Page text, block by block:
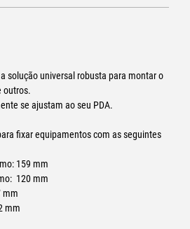
a solução universal robusta para montar o
outros.
se ajustam ao seu PDA.
fixar equipamentos com as seguintes
159 mm
120 mm
mm
mm